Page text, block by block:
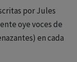
el paciente no
cuando estas se
las voces y no
por Jules
oye voces de
en cada